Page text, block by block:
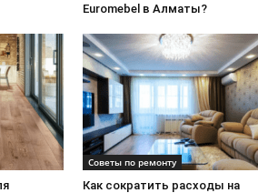
Euromebel в Алматы?
Советы по ремонту
Как сократить расходы на